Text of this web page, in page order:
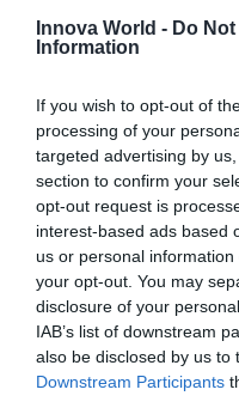
Innova World - Do
Information
If you wish to opt-out of
processing of your
targeted advertising by
section to confirm your
opt-out request is
interest-based ads based
us or personal
your opt-out. You may
disclosure of your
IAB’s list of downstream
also be disclosed by us to
Downstream Participants
Ces rencontres nous
nouvelles
grandir notre
📍 Besançon
📍 Vesoul
📍 Frontière
Vous souhaitez en
en langues ou
N’hésitez pas à nous